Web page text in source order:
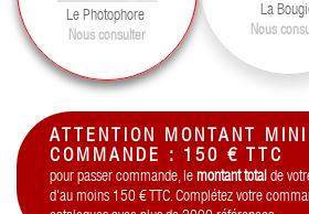
Le Photophore
Nous consulter
La
Nous
ATTENTION MONTANT
COMMANDE : 150 € TTC
pour passer commande, le montant total de
d'au moins 150 € TTC. Complétez votre